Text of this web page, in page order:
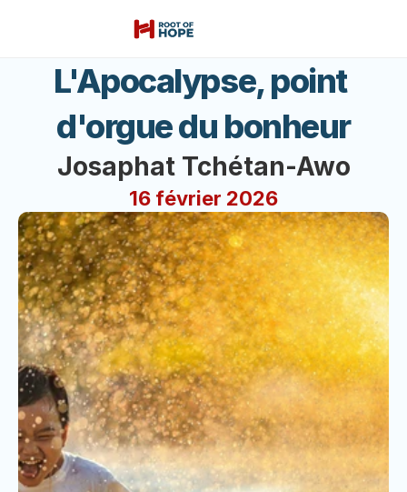
L'Apocalypse, point
d'orgue du bonheur
Josaphat Tchétan-Awo
16 février 2026